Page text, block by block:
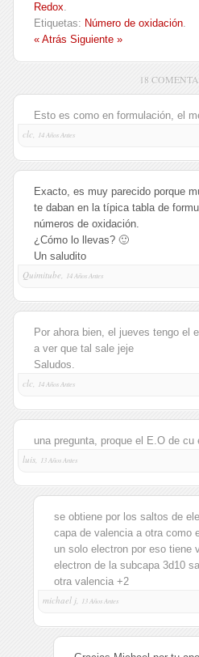
Redox.
Etiquetas: Número de oxidación.
« Atrás Siguiente »
18
Esto es como en formulación, el
clc,
14 Años Antes
Exacto, es muy parecido porque
te daban en la típica tabla de
números de oxidación.
¿Cómo lo llevas? 🙂
Un saludito
Quimitube,
14 Años Antes
Por ahora bien, el jueves tengo el
a ver que tal sale jeje
Saludos.
clc,
14 Años Antes
una pregunta, proque el E.O de
luis,
13 Años Antes
se obtiene por los saltos de
capa de valencia a otra como
un solo electron por eso tiene
electron de la subcapa 3d10
otra valencia +2
michael j,
13 Años Antes